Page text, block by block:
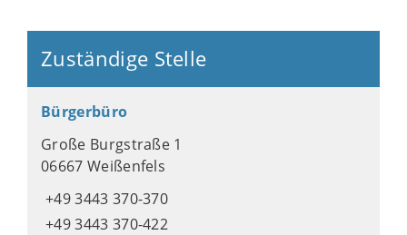
Zuständige Stelle
Bürgerbüro
Große Burgstraße 1
06667 Weißenfels
+49 3443 370-370
+49 3443 370-422